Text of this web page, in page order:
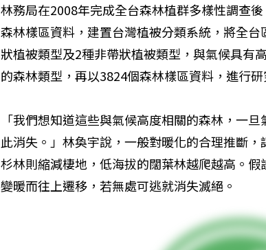
林務局在2008年完成全台森林植群多樣性調查
森林樣區資料，建置台灣植被分類系統，將全
狀植被類型及2種非帶狀植被類型，與氣候具有
的森林類型，再以3824個森林樣區資料，進行研
「我們想知道這些與氣候高度相關的森林，一
此消失。」林奐宇說，一般對暖化的合理推斷
杉林則縮減棲地，低海拔的闊葉林越爬越高。
變暖而往上遷移，若無處可逃就消失滅絕。